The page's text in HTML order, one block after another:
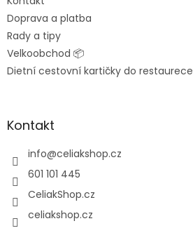
Doprava a platba
Rady a tipy
Velkoobchod 📦
Dietní cestovní kartičky do restaurece
Kontakt
info@celiakshop.cz
601 101 445
CeliakShop.cz
celiakshop.cz